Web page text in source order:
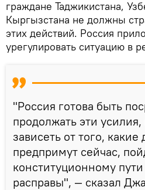
граждане Таджикистана,
Кыргызстана не должны
этих действий. Россия
урегулировать ситуацию в
"Россия готова быть
продолжать эти усилия,
зависеть от того,
предпримут сейчас,
конституционному
расправы", — сказал